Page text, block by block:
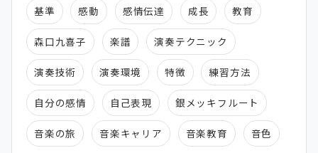
基準 感動 感情伝達 成長 教育
森口九喜子 楽譜 演奏テクニック
演奏技術 演奏環境 特徴 練習方法
自分の感情 自己表現 銀メッキフルート
音楽の旅 音楽キャリア 音楽教育 音色